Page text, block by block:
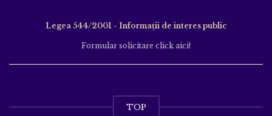
Legea 544/2001 - Informații de interes public
Formular solicitare click aici!
TOP